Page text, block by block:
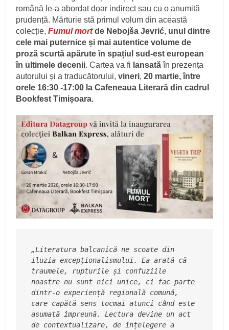
română le-a abordat doar indirect sau cu o anumită
prudență. Mărturie stă primul volum din această
colecție,Fumul mortde Nebojša Jevrić, unul dintre
cele mai puternice și mai autentice volume de
proză scurtă apărute în spațiul sud-est european
în ultimele decenii. Cartea va fi lansatăîn prezența
autorului și a traducătorului,vineri,20 martie, între
orele 16:30 -17:00 la Cafeneaua Literară din cadrul
Bookfest Timișoara.
„Literatura balcanică ne scoate din
iluzia excepționalismului. Ea arată că
traumele, rupturile și confuziile
noastre nu sunt nici unice, ci fac parte
dintr-o experiență regională comună,
care capătă sens tocmai atunci când este
asumată împreună. Lectura devine un act
de contextualizare, de înțelegere a